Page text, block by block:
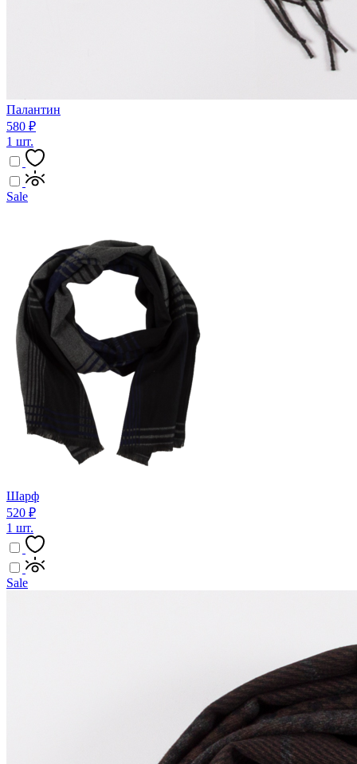
Палантин
580 ₽
1 шт.
Sale
Шарф
520 ₽
1 шт.
Sale